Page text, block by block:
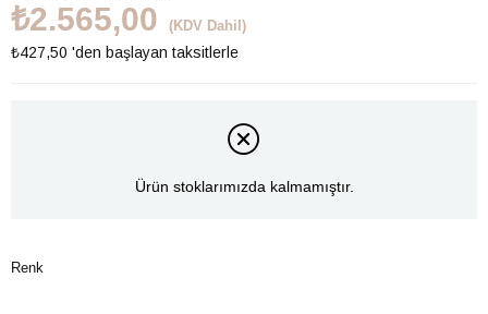
₺2.565,00 (KDV Dahil)
₺427,50 'den başlayan taksitlerle
Ürün stoklarımızda kalmamıştır.
Renk